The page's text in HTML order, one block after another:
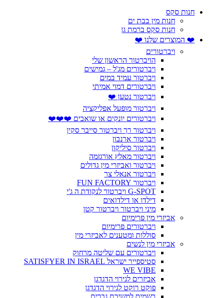
חנות סקס
חנות מין בבת ים
חנות סקס ברמת גן
❤️ המוצרים שלנו ❤️
ויברטורים
הויברטור הראשון שלי
ויברטורים מג'ל – גמישים
ויברטור עמיד במים
ויברטורים דמוי אמיתי
ויברטור נטען ❤️
ויברטור מופעל אפליקציה
ויברטורים יונקים או שואבים ❤️❤️❤️
ויברטור רך ויברטור סייבר סקין
ויברטור ארנבון
ויברטור סיליקון
ויברטור מאלץ אורגזמה
ויברטור ואביזרי מין גדולים
ויברטור אנאלי צר
ויברטור FUN FACTORY
G-SPOT ויברטור לנקודת ה ג'י
דילדו או דילדואים
מיני ויברטור ויברטור קטן
אביזרי מין פרימיום
ויברטורים פרימיום
סוללות ומטענים לאביזרי מין
אביזרי מין לנשים
ויברטורים עם שליטה מרחוק
סטיספייר ישראל SATISFYER IN ISRAEL
WE VIBE
אביזרים לגירוי הדגדגן
פוקט רוקט לגירוי הדגדגן
בשמים למשיכת גברים